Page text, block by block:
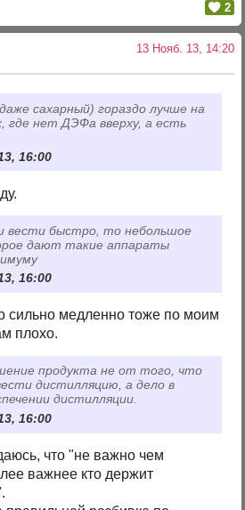
2
13 Нояб. 13, 14:20
сахарный) гораздо лучше на
где нет ДЭФа вверху, а есть
16:00
вести быстро, то небольшое
дают такие аппараты
16:00
сильно медленно тоже по моим
плохо.
продукта не от того, что
дистилляцию, а дело в
дистилляции.
16:00
что "не важно чем
важнее кто держит